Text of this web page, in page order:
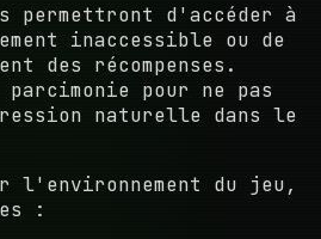
permettront d'accéder à
inaccessible ou de
des récompenses.
pour ne pas
naturelle dans le
l'environnement du jeu,
: